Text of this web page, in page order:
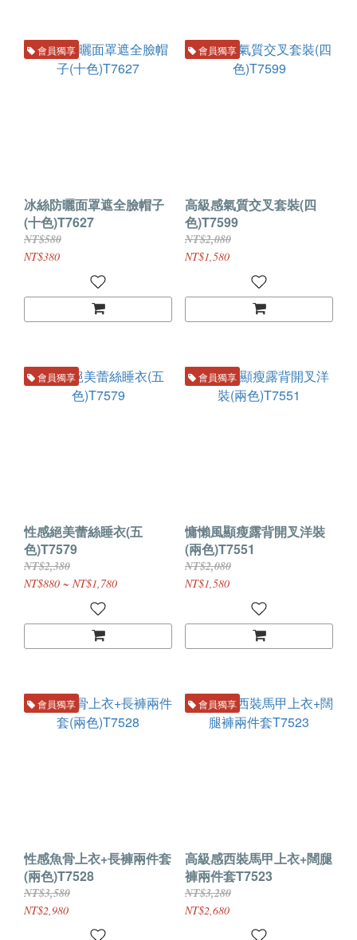
會員獨享
冰絲防曬面罩遮全臉帽子
(十色)T7627
NT$580
NT$380
會員獨享
高級感氣質交叉套裝(四
色)T7599
NT$2,080
NT$1,580
會員獨享
性感絕美蕾絲睡衣(五
色)T7579
NT$2,380
NT$880 ~ NT$1,780
會員獨享
慵懶風顯瘦露背開叉洋裝
(兩色)T7551
NT$2,080
NT$1,580
會員獨享
性感魚骨上衣+長褲兩件套
(兩色)T7528
NT$3,580
NT$2,980
會員獨享
高級感西裝馬甲上衣+闊腿
褲兩件套T7523
NT$3,280
NT$2,680